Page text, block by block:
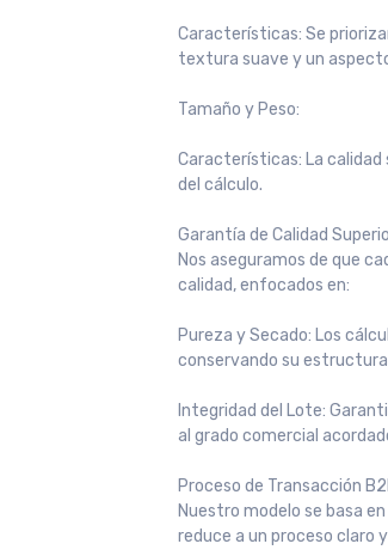
Características: Se
textura suave y un
Tamaño y Peso:
Características: La
del cálculo.
Garantía de Calidad
Nos aseguramos de que
calidad, enfocados en:
Pureza y Secado: Los
conservando su estructura
Integridad del Lote:
al grado comercial
Proceso de Transacción
Nuestro modelo se basa
reduce a un proceso claro